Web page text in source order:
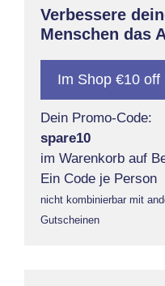
Verbessere
Menschen das
Im Shop €10 off
Dein Promo-Code:
spare10
im Warenkorb auf
Ein Code je Person
nicht kombinierbar mit
Gutscheinen